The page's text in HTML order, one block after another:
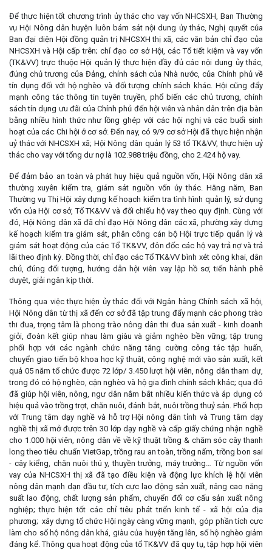
Để thực hiện tốt chương trình ủy thác cho vay vốn NHCSXH, Ban Thường
vụ Hội Nông dân huyện luôn bám sát nội dung ủy thác, Nghị quyết của
Ban đại diện Hội đồng quản trị NHCSXH thị xã, các văn bản chỉ đạo của
NHCSXH và Hội cấp trên; chỉ đạo cơ sở Hội, các Tổ tiết kiệm và vay vốn
(TK&VV) trực thuộc Hội quản lý thực hiện đầy đủ các nội dung ủy thác,
đúng chủ trương của Đảng, chính sách của Nhà nước, của Chính phủ về
tín dụng đối với hộ nghèo và đối tượng chính sách khác. Hội cũng đẩy
mạnh công tác thông tin tuyên truyền, phổ biến các chủ trương, chính
sách tín dụng ưu đãi của Chính phủ đến hội viên và nhân dân trên địa bàn
bằng nhiều hình thức như lồng ghép với các hội nghị và các buổi sinh
hoạt của các Chi hội ở cơ sở. Đến nay, có 9/9 cơ sở Hội đã thực hiện nhận
uỷ thác với NHCSXH xã; Hội Nông dân quản lý 53 tổ TK&VV, thực hiện uỷ
thác cho vay với tổng dư nợ là 102.988 triệu đồng, cho 2.424 hộ vay.
Để đảm bảo an toàn và phát huy hiệu quả nguồn vốn, Hội Nông dân xã
thường xuyên kiểm tra, giám sát nguồn vốn ủy thác. Hằng năm, Ban
Thường vụ Thị Hội xây dựng kế hoạch kiểm tra tình hình quản lý, sử dụng
vốn của Hội cơ sở, Tổ TK&VV và đối chiếu hộ vay theo quy định. Cùng với
đó, Hội Nông dân xã đã chỉ đạo Hội Nông dân các xã, phường xây dựng
kế hoạch kiểm tra giám sát, phân công cán bộ Hội trực tiếp quản lý và
giám sát hoạt động của các Tổ TK&VV, đôn đốc các hộ vay trả nợ và trả
lãi theo định kỳ. Đồng thời, chỉ đạo các Tổ TK&VV bình xét công khai, dân
chủ, đúng đối tượng, hướng dẫn hội viên vay lập hồ sơ, tiến hành phê
duyệt, giải ngân kịp thời.
Thông qua việc thực hiện ủy thác đối với Ngân hàng Chính sách xã hội,
Hội Nông dân từ thị xã đến cơ sở đã tập trung đẩy mạnh các phong trào
thi đua, trọng tâm là phong trào nông dân thi đua sản xuất - kinh doanh
giỏi, đoàn kết giúp nhau làm giàu và giảm nghèo bền vững; tập trung
phối hợp với các ngành chức năng tăng cường công tác tập huấn,
chuyển giao tiến bộ khoa học kỹ thụât, công nghệ mới vào sản xuất, kết
quả 05 năm tổ chức được 72 lớp/ 3.450 lượt hội viên, nông dân tham dự,
trong đó có hộ nghèo, cận nghèo và hộ gia đình chính sách khác; qua đó
đã giúp hội viên, nông, ngư dân nắm bắt nhiều kiến thức và áp dụng có
hiệu quả vào trồng trọt, chăn nuôi, đánh bắt, nuôi trồng thuỷ sản. Phối hợp
với Trung tâm dạy nghề và hỗ trợ Hội nông dân tỉnh và Trung tâm dạy
nghề thị xã mở được trên 30 lớp dạy nghề và cấp giấy chứng nhận nghề
cho 1.000 hội viên, nông dân về về kỹ thuật trồng & chăm sóc cây thanh
long theo tiêu chuẩn VietGap, trồng rau an toàn, trồng nấm, trồng bon sai
- cây kiểng, chăn nuôi thú y, thuyền trưởng, máy trưởng… Từ nguồn vốn
vay của NHCSXH thị xã đã tạo điều kiện và động lực khích lệ hội viên
nông dân mạnh dạn đầu tư, tích cực lao động sản xuất, nâng cao năng
suất lao động, chất lượng sản phẩm, chuyển đổi cơ cấu sản xuất nông
nghiệp; thực hiện tốt các chỉ tiêu phát triển kinh tế - xã hội của địa
phương; xây dựng tổ chức Hội ngày càng vững mạnh, góp phần tích cực
làm cho số hộ nông dân khá, giàu của huyện tăng lên, số hộ nghèo giảm
đáng kể. Thông qua hoạt động của tổ TK&VV đã quy tụ, tập hợp hội viên